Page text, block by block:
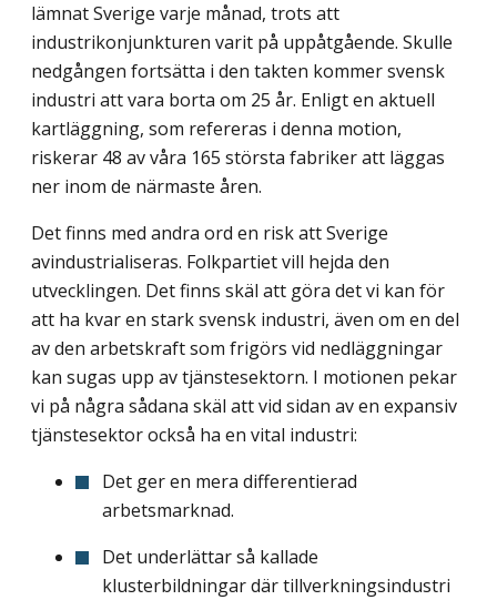
lämnat Sverige varje månad, trots att
industrikonjunkturen varit på uppåtgående. Skulle
nedgången fortsätta i den takten kommer svensk
industri att vara borta om 25 år. Enligt en aktuell
kartläggning, som refereras i denna motion,
riskerar 48 av våra 165 största fabriker att läggas
ner inom de närmaste åren.
Det finns med andra ord en risk att Sverige
avindustrialiseras. Folkpartiet vill hejda den
utvecklingen. Det finns skäl att göra det vi kan för
att ha kvar en stark svensk industri, även om en del
av den arbetskraft som frigörs vid nedläggningar
kan sugas upp av tjänstesektorn. I motionen pekar
vi på några sådana skäl att vid sidan av en expansiv
tjänstesektor också ha en vital industri:
Det ger en mera differentierad
arbetsmarknad.
Det underlättar så kallade
klusterbildningar där tillverkningsindustri